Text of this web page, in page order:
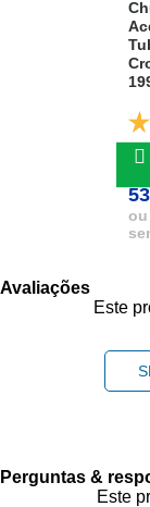
ou
Avaliações
Este
Perguntas &
Este